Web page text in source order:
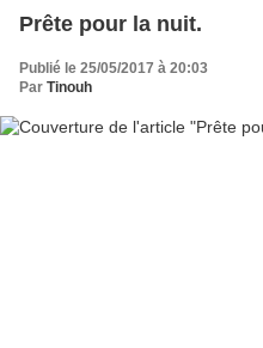
Prête pour la nuit.
Publié le 25/05/2017 à 20:03
Par Tinouh